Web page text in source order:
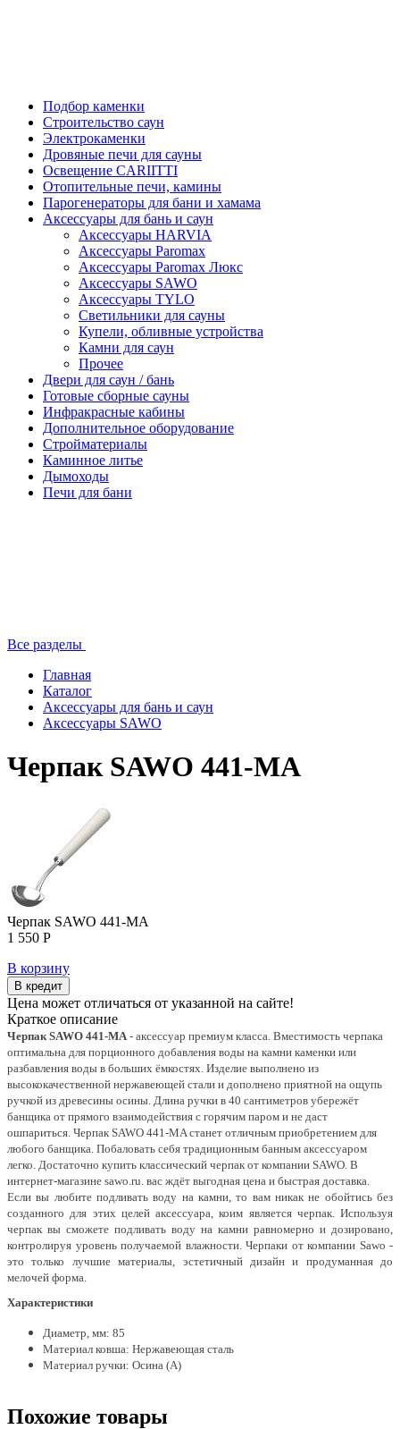
Подбор каменки
Строительство саун
Электрокаменки
Дровяные печи для сауны
Освещение CARIITTI
Отопительные печи, камины
Парогенераторы для бани и хамама
Аксессуары для бань и саун
Аксессуары HARVIA
Аксессуары Paromax
Аксессуары Paromax Люкс
Аксессуары SAWO
Аксессуары TYLO
Светильники для сауны
Купели, обливные устройства
Камни для саун
Прочее
Двери для саун / бань
Готовые сборные сауны
Инфракрасные кабины
Дополнительное оборудование
Стройматериалы
Каминное литье
Дымоходы
Печи для бани
Все разделы
Главная
Каталог
Аксессуары для бань и саун
Аксессуары SAWO
Черпак SAWO 441-MA
Черпак SAWO 441-MA
1 550 Р
В корзину
В кредит
Цена может отличаться от указанной на сайте!
Краткое описание
Черпак SAWO 441-MA - аксессуар премиум класса. Вместимость черпака
оптимальна для порционного добавления воды на камни каменки или
разбавления воды в больших ёмкостях. Изделие выполнено из
высококачественной нержавеющей стали и дополнено приятной на ощупь
ручкой из древесины осины. Длина ручки в 40 сантиметров убережёт
банщика от прямого взаимодействия с горячим паром и не даст
ошпариться. Черпак SAWO 441-MA станет отличным приобретением для
любого банщика. Побаловать себя традиционным банным аксессуаром
легко. Достаточно купить классический черпак от компании SAWO. В
интернет-магазине sawo.ru. вас ждёт выгодная цена и быстрая доставка.
Если вы любите подливать воду на камни, то вам никак не обойтись без
созданного для этих целей аксессуара, коим является черпак. Используя
черпак вы сможете подливать воду на камни равномерно и дозировано,
контролируя уровень получаемой влажности. Черпаки от компании Sawo -
это только лучшие материалы, эстетичный дизайн и продуманная до
мелочей форма.
Характеристики
Диаметр, мм: 85
Материал ковша: Нержавеющая сталь
Материал ручки: Осина (А)
Похожие товары